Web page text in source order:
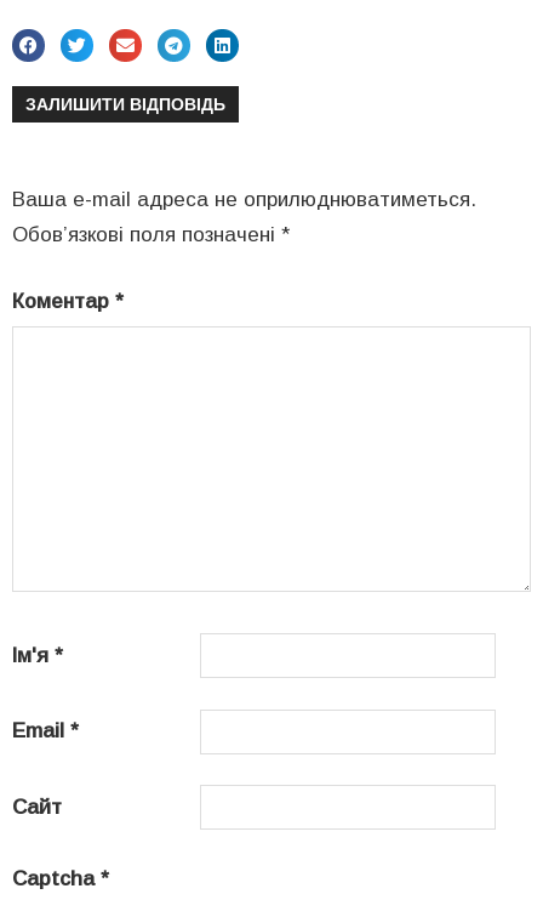
ЗАЛИШИТИ ВІДПОВІДЬ
Ваша e-mail адреса не оприлюднюватиметься.
Обов’язкові поля позначені *
Коментар *
Ім'я *
Email *
Сайт
Captcha *